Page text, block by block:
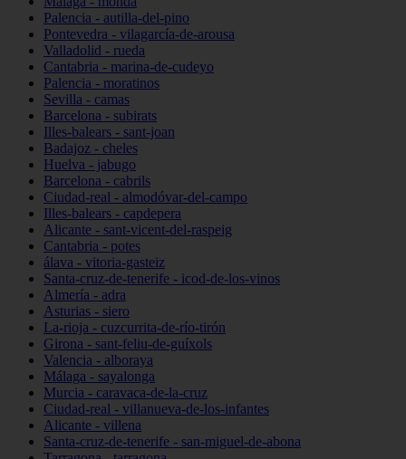
Palencia - autilla-del-pino
Pontevedra - vilagarcía-de-arousa
Valladolid - rueda
Cantabria - marina-de-cudeyo
Palencia - moratinos
Sevilla - camas
Barcelona - subirats
Illes-balears - sant-joan
Badajoz - cheles
Huelva - jabugo
Barcelona - cabrils
Ciudad-real - almodóvar-del-campo
Illes-balears - capdepera
Alicante - sant-vicent-del-raspeig
Cantabria - potes
álava - vitoria-gasteiz
Santa-cruz-de-tenerife - icod-de-los-vinos
Almería - adra
Asturias - siero
La-rioja - cuzcurrita-de-río-tirón
Girona - sant-feliu-de-guíxols
Valencia - alboraya
Málaga - sayalonga
Murcia - caravaca-de-la-cruz
Ciudad-real - villanueva-de-los-infantes
Alicante - villena
Santa-cruz-de-tenerife - san-miguel-de-abona